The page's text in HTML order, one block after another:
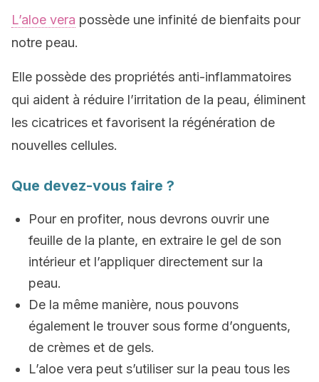
L’aloe vera possède une infinité de bienfaits pour
notre peau.
Elle possède des propriétés anti-inflammatoires
qui aident à réduire l’irritation de la peau, éliminent
les cicatrices et favorisent la régénération de
nouvelles cellules.
Que devez-vous faire ?
Pour en profiter, nous devrons ouvrir une
feuille de la plante, en extraire le gel de son
intérieur et l’appliquer directement sur la
peau.
De la même manière, nous pouvons
également le trouver sous forme d’onguents,
de crèmes et de gels.
L’aloe vera peut s’utiliser sur la peau tous les